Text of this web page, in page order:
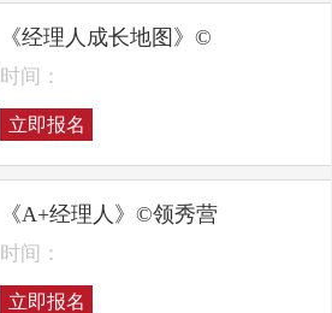
《经理人成长地图》©
时间：
立即报名
《A+经理人》©领秀营
时间：
立即报名